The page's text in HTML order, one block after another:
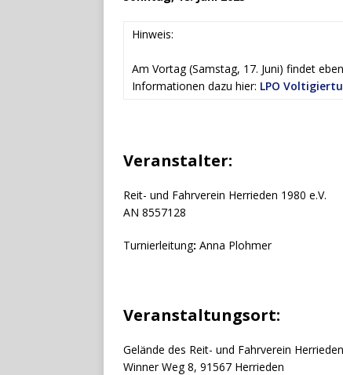
Hinweis:
Am Vortag (Samstag, 17. Juni) findet
Informationen dazu hier: LPO
Veranstalter:
Reit- und Fahrverein Herrieden 1980 e.V.
AN 8557128
Turnierleitung: Anna Plohmer
Veranstaltungsort:
Gelände des Reit- und Fahrverein
Winner Weg 8, 91567 Herrieden